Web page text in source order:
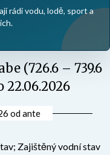
rádi vodu, lodě, sport a
(726.6 – 739.6
22.06.2026
odante
Zajištěný vodní stav